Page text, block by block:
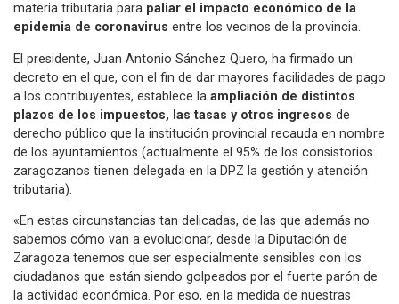
materia tributaria para paliar el impacto económico de la
epidemia de coronavirus entre los vecinos de la provincia.
El presidente, Juan Antonio Sánchez Quero, ha firmado un
decreto en el que, con el fin de dar mayores facilidades de pago
a los contribuyentes, establece la ampliación de distintos
plazos de los impuestos, las tasas y otros ingresos de
derecho público que la institución provincial recauda en nombre
de los ayuntamientos (actualmente el 95% de los consistorios
zaragozanos tienen delegada en la DPZ la gestión y atención
tributaria).
«En estas circunstancias tan delicadas, de las que además no
sabemos cómo van a evolucionar, desde la Diputación de
Zaragoza tenemos que ser especialmente sensibles con los
ciudadanos que están siendo golpeados por el fuerte parón de
la actividad económica. Por eso, en la medida de nuestras